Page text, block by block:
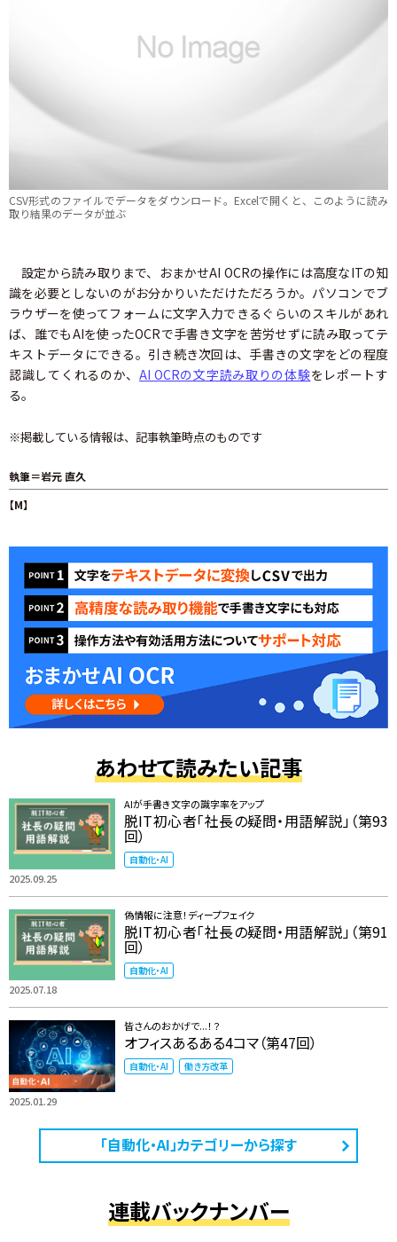
CSV形式のファイルでデータをダウンロード。Excelで開くと、このように読み
取り結果のデータが並ぶ
設定から読み取りまで、おまかせAI OCRの操作には高度なITの知
識を必要としないのがお分かりいただけただろうか。パソコンでブ
ラウザーを使ってフォームに文字入力できるぐらいのスキルがあれ
ば、誰でもAIを使ったOCRで手書き文字を苦労せずに読み取ってテ
キストデータにできる。引き続き次回は、手書きの文字をどの程度
認識してくれるのか、AI OCRの文字読み取りの体験をレポートす
る。
※掲載している情報は、記事執筆時点のものです
執筆＝岩元 直久
【M】
あわせて読みたい記事
2025.09.25
AIが手書き文字の識字率をアップ
脱IT初心者「社長の疑問・用語解説」（第93
回）
自動化・AI
2025.07.18
偽情報に注意！ディープフェイク
脱IT初心者「社長の疑問・用語解説」（第91
回）
自動化・AI
2025.01.29
皆さんのおかげで...！？
オフィスあるある4コマ（第47回）
自動化・AI 働き方改革
「自動化・AI」カテゴリーから探す
連載バックナンバー